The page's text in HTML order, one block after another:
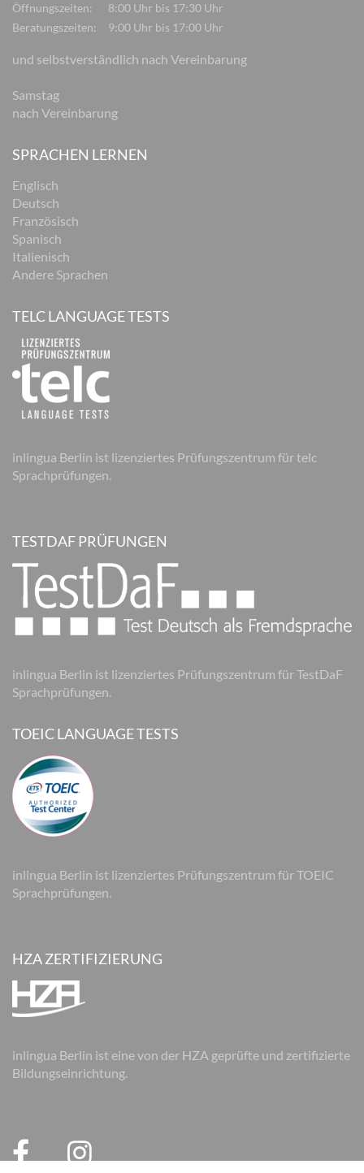
Öffnungszeiten:
8:00 Uhr bis 17:30 Uhr
Beratungszeiten:
9:00 Uhr bis 17:00 Uhr
und selbstverständlich nach Vereinbarung
Samstag
nach Vereinbarung
SPRACHEN LERNEN
Englisch
Deutsch
Französisch
Spanisch
Italienisch
Andere Sprachen
TELC LANGUAGE TESTS
inlingua Berlin ist lizenziertes Prüfungszentrum für telc
Sprachprüfungen.
TESTDAF PRÜFUNGEN
inlingua Berlin ist lizenziertes Prüfungszentrum für TestDaF
Sprachprüfungen.
TOEIC LANGUAGE TESTS
inlingua Berlin ist lizenziertes Prüfungszentrum für TOEIC
Sprachprüfungen.
HZA ZERTIFIZIERUNG
inlingua Berlin ist eine von der HZA geprüfte und zertifizierte
Bildungseinrichtung.